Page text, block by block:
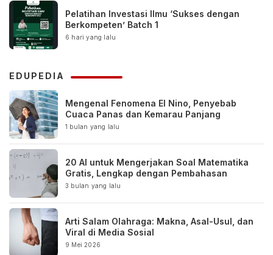
Pelatihan Investasi Ilmu ‘Sukses dengan
Berkompeten’ Batch 1
6 hari yang lalu
EDUPEDIA
Mengenal Fenomena El Nino, Penyebab
Cuaca Panas dan Kemarau Panjang
1 bulan yang lalu
20 AI untuk Mengerjakan Soal Matematika
Gratis, Lengkap dengan Pembahasan
3 bulan yang lalu
Arti Salam Olahraga: Makna, Asal-Usul, dan
Viral di Media Sosial
9 Mei 2026